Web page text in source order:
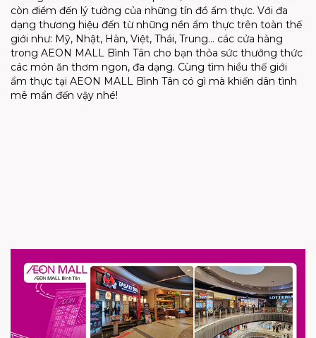
còn điểm đến lý tưởng của những tín đồ ẩm thực. Với đa
dạng thương hiệu đến từ những nền ẩm thực trên toàn thế
giới như: Mỹ, Nhật, Hàn, Việt, Thái, Trung… các cửa hàng
trong AEON MALL Bình Tân cho bạn thỏa sức thưởng thức
các món ăn thơm ngon, đa dạng. Cùng tìm hiểu thế giới
ẩm thực tại AEON MALL Bình Tân có gì mà khiến dân tình
mê mẩn đến vậy nhé!